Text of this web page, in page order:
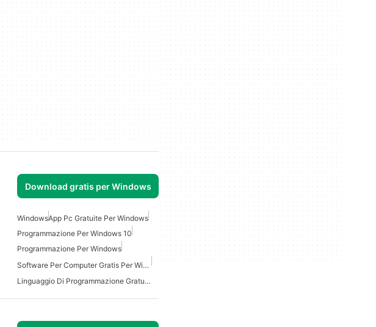
Download gratis per Windows
WindowsApp Pc Gratuite Per Windows
Programmazione Per Windows 10
Programmazione Per Windows
Software Per Computer Gratis Per Windows 7
Linguaggio Di Programmazione Gratuito Per Windows